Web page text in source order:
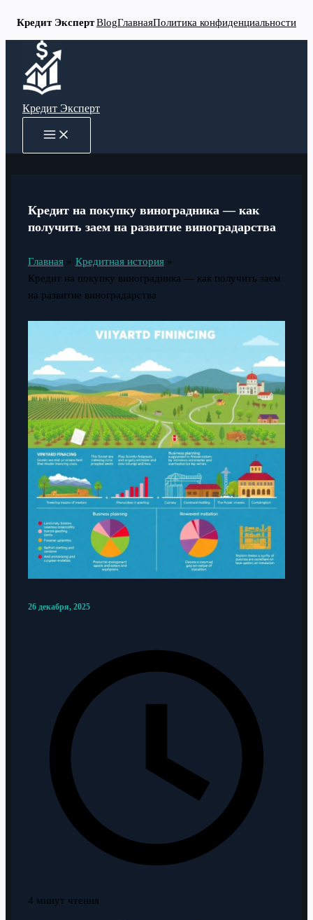
Кредит ЭкспертBlogГлавнаяПолитика конфиденциальности
Перейти
содержимому
Кредит Эксперт
MAIN
MENU
Кредит на покупку виноградника — как
получить заем на развитие виноградарства
Главная
Кредитная история
Кредит на покупку виноградника — как получить заем
на развитие виноградарства
26 декабря, 2025
4 минут чтения